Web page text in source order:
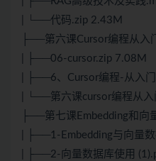
| └──代码.zip 2.43M
├──第六课Cursor编程从入
| ├──06-cursor.zip 7.08M
| ├──6、Cursor编程-从入
| └──第六课cursor编程从
├──第七课Embedding和向
| ├──1-Embedding与向量
| ├──2-向量数据库使用